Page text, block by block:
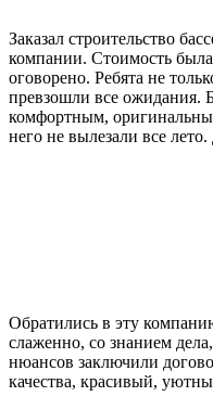
Заказал строительство
компании. Стоимость была
оговорено. Ребята не
превзошли все ожидания.
комфортным,
него не вылезали все
Обратились в эту
слаженно, со знанием
нюансов заключили
качества, красивый,